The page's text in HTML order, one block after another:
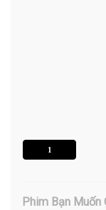
1
Phim Bạn Muốn